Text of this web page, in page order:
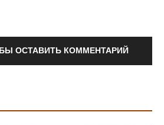
ОСТАВИТЬ КОММЕНТАРИЙ